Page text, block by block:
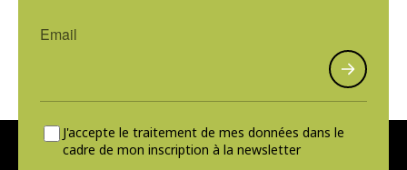
J'accepte le traitement de mes données dans le
cadre de mon inscription à la newsletter